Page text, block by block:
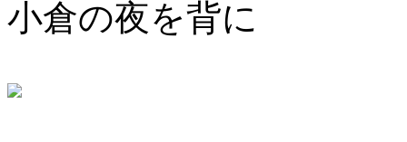
小倉の夜を背に